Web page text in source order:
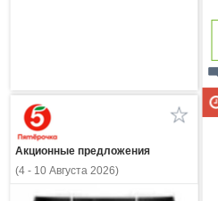
mode_comment
Акционные предложения
(4 - 10 Августа 2026)